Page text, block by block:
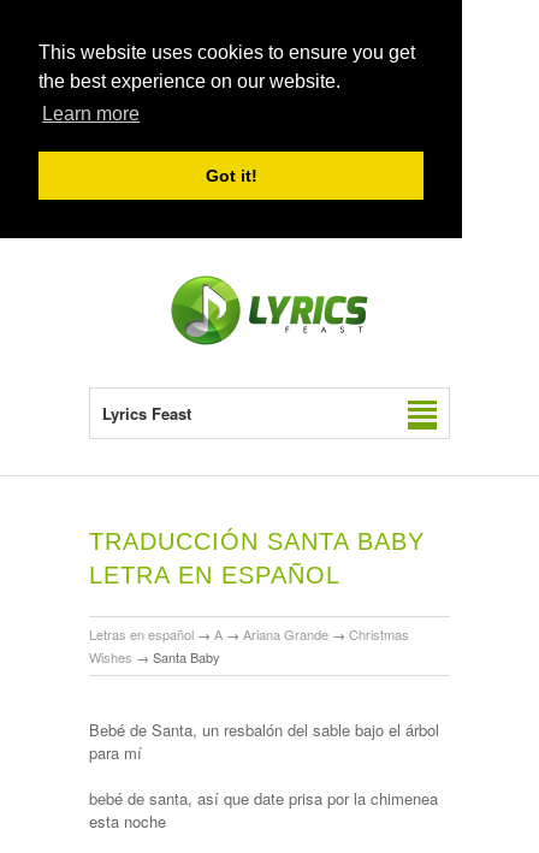
This website uses cookies to ensure you get
the best experience on our website.
Learn more
Got it!
Lyrics Feast
TRADUCCIÓN SANTA BABY
LETRA EN ESPAÑOL
Letras en español → A → Ariana Grande → Christmas
Wishes → Santa Baby
Bebé de Santa, un resbalón del sable bajo el árbol
para mí
bebé de santa, así que date prisa por la chimenea
esta noche